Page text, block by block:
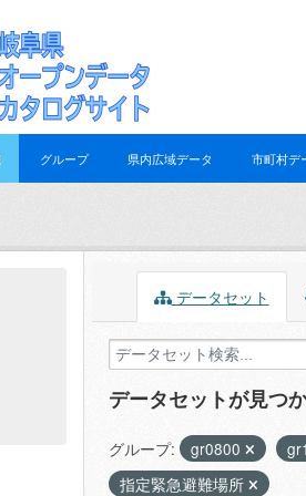
グループ 県内広域データ 市町村デ
データセット
データセットが見つ
グループ: gr0800
指定緊急避難場所